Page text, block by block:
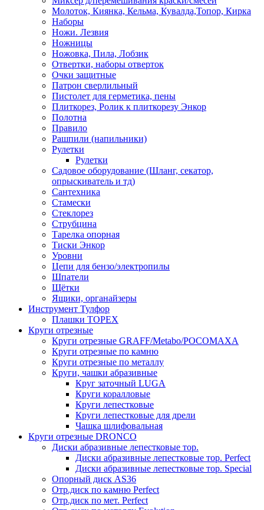
Молоток, Киянка, Кельма, Кувалда,Топор, Кирка
Наборы
Ножи. Лезвия
Ножницы
Ножовка, Пила, Лобзик
Отвертки, наборы отверток
Очки защитные
Патрон сверлильный
Пистолет для герметика, пены
Плиткорез, Ролик к плиткорезу Энкор
Полотна
Правило
Рашпили (напильники)
Рулетки
Рулетки
Садовое оборудование (Шланг, секатор,
опрыскиватель и тд)
Сантехника
Стамески
Стеклорез
Струбцина
Тарелка опорная
Тиски Энкор
Уровни
Цепи для бензо/электропилы
Шпатели
Щётки
Ящики, органайзеры
Инструмент Тулфор
Плашки ТОРЕХ
Круги отрезные
Круги отрезные GRAFF/Metabo/РОСОМАХА
Круги отрезные по камню
Круги отрезные по металлу
Круги, чашки абразивные
Круг заточный LUGA
Круги коралловые
Круги лепестковые
Круги лепестковые для дрели
Чашка шлифовальная
Круги отрезные DRONCO
Диски абразивные лепестковые тор.
Диски абразивные лепестковые тор. Perfect
Диски абразивные лепестковые тор. Speciаl
Опорный диск AS36
Отр.диск по камню Perfect
Отр.диск по мет. Perfect